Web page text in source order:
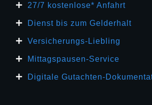
27/7 kosten lose* Anfahrt
Dienst bis zum Gelderhalt
Versicherungs-Liebling
Mittagspausen-Service
Digitale Gutachten-